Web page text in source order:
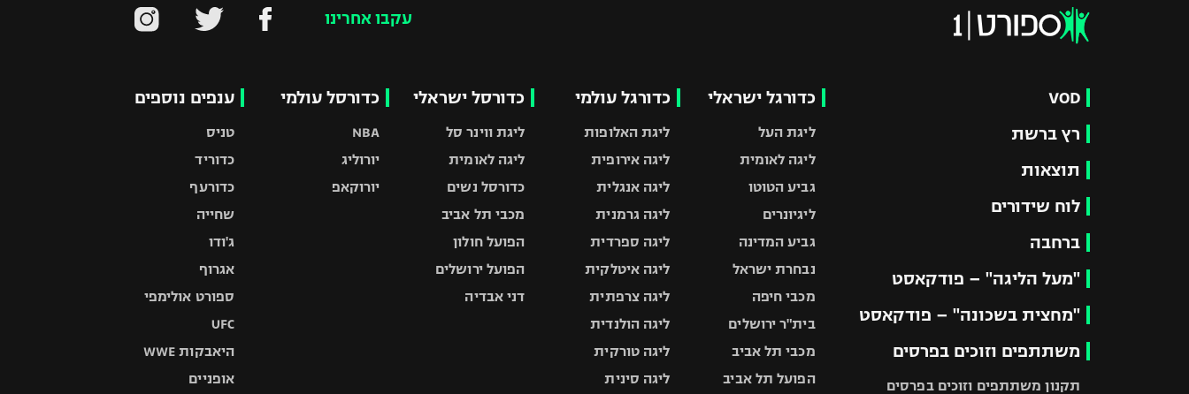
עקבו אחרינו
VOD
רץ ברשת
תוצאות
לוח שידורים
ברחבה
"מעל הליגה" – פודקאסט
"מחצית בשכונה" – פודקאסט
משתתפים וזוכים בפרסים
תקנון משתתפים וזוכים בפרסים
כדורגל ישראלי
ליגת העל
ליגה לאומית
גביע הטוטו
ליגיונרים
גביע המדינה
נבחרת ישראל
מכבי חיפה
בית"ר ירושלים
מכבי תל אביב
הפועל תל אביב
כדורגל עולמי
ליגת האלופות
ליגה אירופית
ליגה אנגלית
ליגה גרמנית
ליגה ספרדית
ליגה איטלקית
ליגה צרפתית
ליגה הולנדית
ליגה טורקית
ליגה סינית
כדורסל ישראלי
ליגת ווינר סל
ליגה לאומית
כדורסל נשים
מכבי תל אביב
הפועל חולון
הפועל ירושלים
דני אבדיה
כדורסל עולמי
NBA
יורוליג
יורוקאפ
ענפים נוספים
טניס
כדוריד
כדורעף
שחייה
ג'ודו
אגרוף
ספורט אולימפי
UFC
היאבקות WWE
אופניים